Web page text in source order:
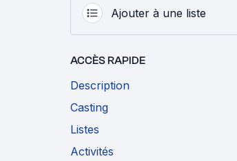
Ajouter à une liste
ACCÈS RAPIDE
Description
Casting
Listes
Activités